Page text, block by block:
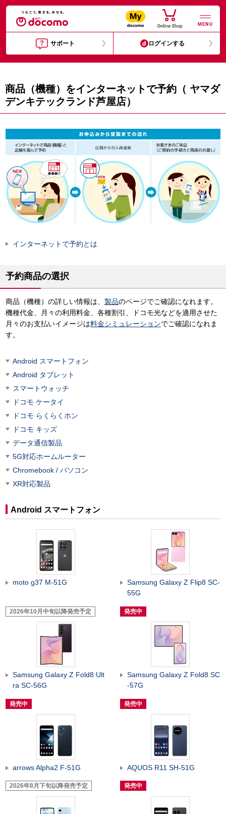
MENU
サポート ログインする
商品（機種）をインターネットで予約（ ヤマダ
デンキテックランド芦屋店）
インターネットで予約とは
予約商品の選択
商品（機種）の詳しい情報は、 製品のページでご確認になれます。
機種代金、月々の利用料金、各種割引、ドコモ光などを適用させた
月々のお支払いイメージは料金シミュレーションでご確認になれま
す。
Android スマートフォン
Android タブレット
スマートウォッチ
ドコモ ケータイ
ドコモ らくらくホン
ドコモ キッズ
データ通信製品
5G対応ホームルーター
Chromebook / パソコン
XR対応製品
Android スマートフォン
moto g37 M-51G
2026年10月中旬以降発売予定
Samsung Galaxy Z Flip8 SC-
55G
発売中
Samsung Galaxy Z Fold8 Ult
ra SC-56G
発売中
Samsung Galaxy Z Fold8 SC
-57G
発売中
arrows Alpha2 F-51G
2026年8月下旬以降発売予定
AQUOS R11 SH-51G
発売中